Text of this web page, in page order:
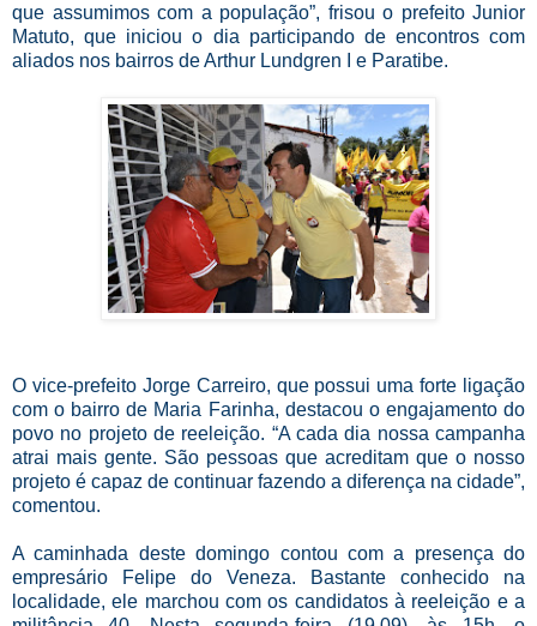
que assumimos com a população”, frisou o prefeito Junior
Matuto, que iniciou o dia participando de encontros com
aliados nos bairros de Arthur Lundgren I e Paratibe.
O vice-prefeito Jorge Carreiro, que possui uma forte ligação
com o bairro de Maria Farinha, destacou o engajamento do
povo no projeto de reeleição. “A cada dia nossa campanha
atrai mais gente. São pessoas que acreditam que o nosso
projeto é capaz de continuar fazendo a diferença na cidade”,
comentou.
A caminhada deste domingo contou com a presença do
empresário Felipe do Veneza. Bastante conhecido na
localidade, ele marchou com os candidatos à reeleição e a